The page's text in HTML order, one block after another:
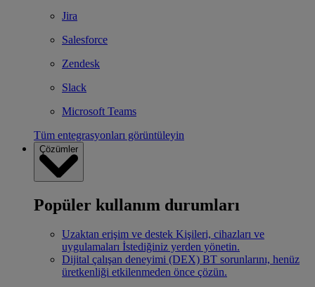
Jira
Salesforce
Zendesk
Slack
Microsoft Teams
Tüm entegrasyonları görüntüleyin
Çözümler
Popüler kullanım durumları
Uzaktan erişim ve destek Kişileri, cihazları ve
uygulamaları İstediğiniz yerden yönetin.
Dijital çalışan deneyimi (DEX) BT sorunlarını, henüz
üretkenliği etkilenmeden önce çözün.